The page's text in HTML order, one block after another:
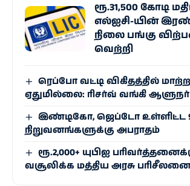
ரூ.31,500 கோடி
எல்ஐசி-​யின்
நிலை பங்கு
வெற்றி
ரெப்போ வட்டி விகிதத்தில்
ஏதுமில்லை: ரிசர்வ் வங்கி ஆளுநர்
இண்டிகோ, ஜெப்டோ உள்ளிட்ட
நிறுவனங்களுக்கு அபராதம்
ரூ.2,000+ யுபிஐ
வசூலிக்க மத்திய அரசு பரிசீலனை